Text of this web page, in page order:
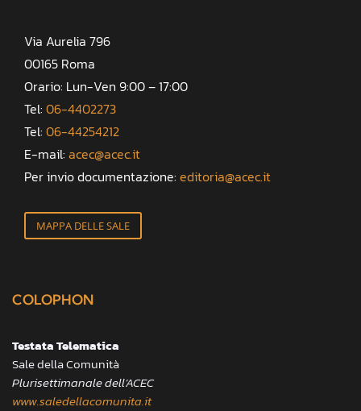
Via Aurelia 796
00165 Roma
Orario: Lun-Ven 9:00 – 17:00
Tel: 06-4402273
Tel: 06-44254212
E-mail: acec@acec.it
Per invio documentazione: editoria@acec.it
MAPPA DELLE SALE
COLOPHON
Testata Telematica
Sale della Comunità
Plurisettimanale dell’ACEC
www.saledellacomunita.it